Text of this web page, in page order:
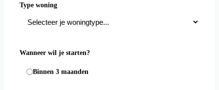
Type woning
Wanneer wil je starten?
Binnen 3 maanden